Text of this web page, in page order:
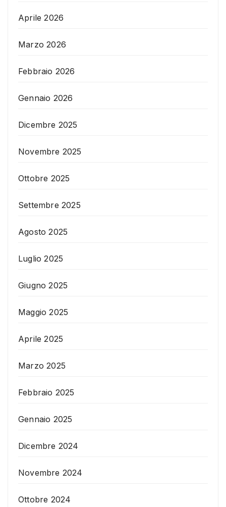
Aprile 2026
Marzo 2026
Febbraio 2026
Gennaio 2026
Dicembre 2025
Novembre 2025
Ottobre 2025
Settembre 2025
Agosto 2025
Luglio 2025
Giugno 2025
Maggio 2025
Aprile 2025
Marzo 2025
Febbraio 2025
Gennaio 2025
Dicembre 2024
Novembre 2024
Ottobre 2024